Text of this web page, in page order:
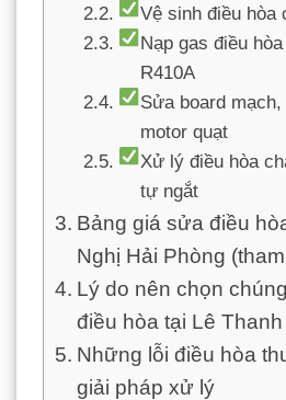
Vệ sinh điều hòa
Nạp gas điều
R410A
Sửa board
motor quạt
Xử lý điều hòa
tự ngắt
Bảng giá sửa điều
Nghị Hải Phòng
Lý do nên chọn
điều hòa tại Lê
Những lỗi điều hòa
giải pháp xử lý